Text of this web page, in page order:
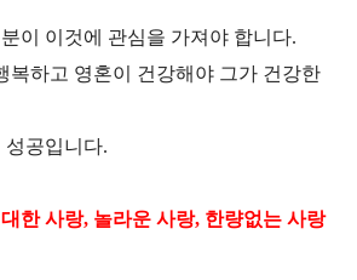
이 이것에 관심을 가져야 합니다.
복하고 영혼이 건강해야 그가 건강한
성공입니다.
한 사랑, 놀라운 사랑, 한량없는 사랑